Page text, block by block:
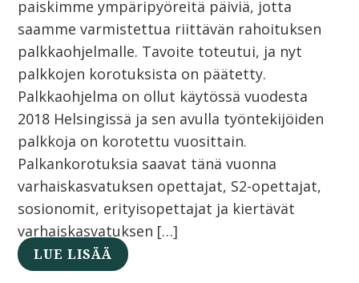
paiskimme ympäripyöreitä päiviä, jotta
saamme varmistettua riittävän rahoituksen
palkkaohjelmalle. Tavoite toteutui, ja nyt
palkkojen korotuksista on päätetty.
Palkkaohjelma on ollut käytössä vuodesta
2018 Helsingissä ja sen avulla työntekijöiden
palkkoja on korotettu vuosittain.
Palkankorotuksia saavat tänä vuonna
varhaiskasvatuksen opettajat, S2-opettajat,
sosionomit, erityisopettajat ja kiertävät
varhaiskasvatuksen […]
LUE LISÄÄ